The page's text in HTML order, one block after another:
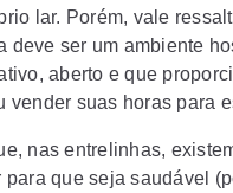
lar. Porém, vale
deve ser um ambiente
aberto e que
vender suas horas para
nas entrelinhas,
para que seja saudável